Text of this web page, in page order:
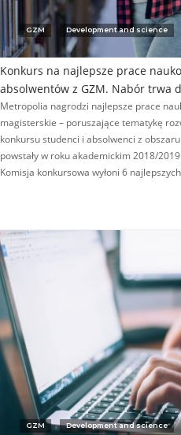
GZM Development and science
Konkurs na najlepsze prace
absolwentów z GZM. Nabór trwa
Metropolia nagrodzi najlepsze prace
magisterskie – poruszające tematykę
konkursu studenci i absolwenci z
powstały w roku akademickim 2018/
Komisja konkursowa wyłoni 6
GZM Development and science